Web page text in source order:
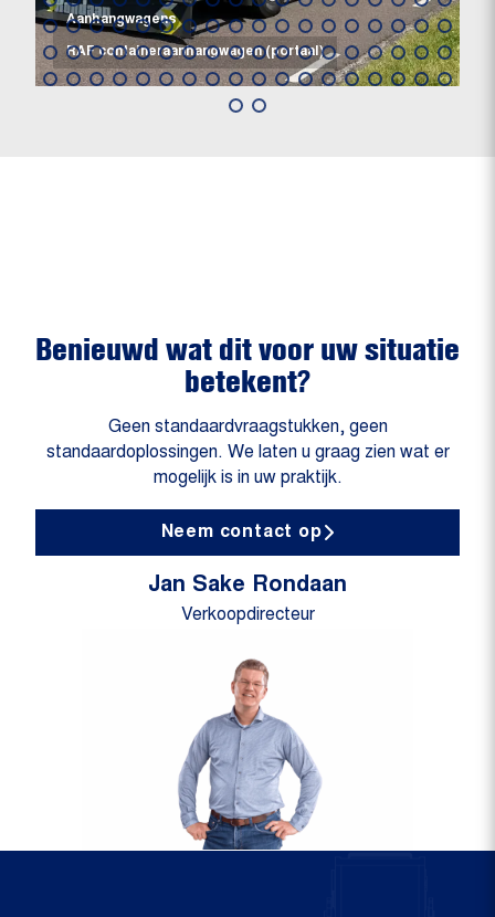
Aanhangwagens
RAF containeraanhangwagen (portaal)
Benieuwd wat dit voor uw situatie
betekent?
Geen standaardvraagstukken, geen
standaardoplossingen. We laten u graag zien wat er
mogelijk is in uw praktijk.
Neem contact op
Jan Sake Rondaan
Verkoopdirecteur